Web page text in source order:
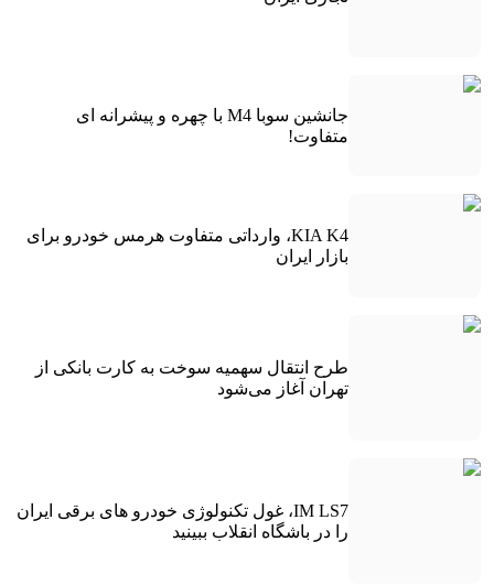
جانشین سوبا M4 با چهره و پیشرانه ای
متفاوت!
KIA K4، وارداتی متفاوت هرمس خودرو برای
بازار ایران
طرح انتقال سهمیه سوخت به کارت بانکی از
تهران آغاز می‌شود
IM LS7، غول تکنولوژی خودرو های برقی ایران
را در باشگاه انقلاب ببینید